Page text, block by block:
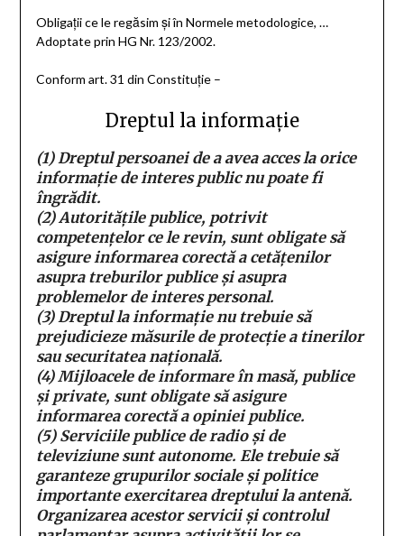
Obligații ce le regăsim și în Normele metodologice, …
Adoptate prin HG Nr. 123/2002.
Conform art. 31 din Constituție –
Dreptul la informaţie
(1) Dreptul persoanei de a avea acces la orice
informaţie de interes public nu poate fi
îngrădit.
(2) Autorităţile publice, potrivit
competenţelor ce le revin, sunt obligate să
asigure informarea corectă a cetăţenilor
asupra treburilor publice şi asupra
problemelor de interes personal.
(3) Dreptul la informaţie nu trebuie să
prejudicieze măsurile de protecţie a tinerilor
sau securitatea naţională.
(4) Mijloacele de informare în masă, publice
şi private, sunt obligate să asigure
informarea corectă a opiniei publice.
(5) Serviciile publice de radio şi de
televiziune sunt autonome. Ele trebuie să
garanteze grupurilor sociale şi politice
importante exercitarea dreptului la antenă.
Organizarea acestor servicii şi controlul